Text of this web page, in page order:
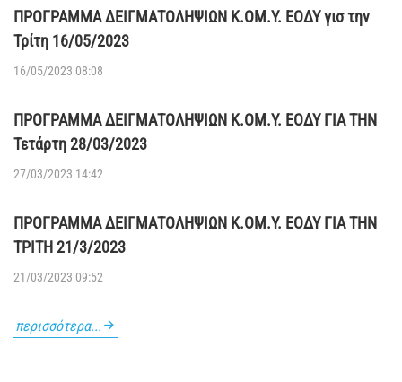
ΠΡΟΓΡΑΜΜΑ ΔΕΙΓΜΑΤΟΛΗΨΙΩΝ Κ.ΟΜ.Υ. ΕΟΔΥ γισ την
Τρίτη 16/05/2023
16/05/2023 08:08
ΠΡΟΓΡΑΜΜΑ ΔΕΙΓΜΑΤΟΛΗΨΙΩΝ Κ.ΟΜ.Υ. ΕΟΔΥ ΓΙΑ ΤΗΝ
Τετάρτη 28/03/2023
27/03/2023 14:42
ΠΡΟΓΡΑΜΜΑ ΔΕΙΓΜΑΤΟΛΗΨΙΩΝ Κ.ΟΜ.Υ. ΕΟΔΥ ΓΙΑ ΤΗΝ
ΤΡΙΤΗ 21/3/2023
21/03/2023 09:52
περισσότερα...